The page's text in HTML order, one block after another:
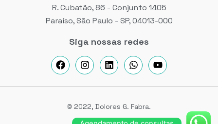
R. Cubatão, 86 - Conjunto 1405
Paraíso, São Paulo - SP, 04013-000
Siga nossas redes
© 2022, Dolores G. Fabra.